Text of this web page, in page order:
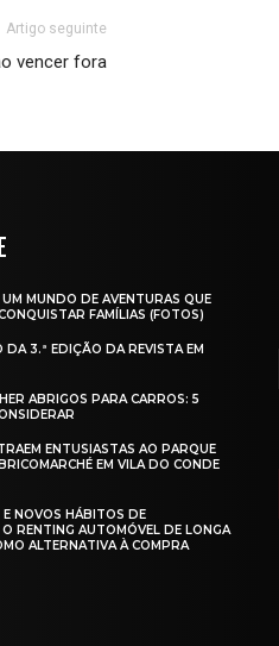
Artigo seguinte
vencer fora
UM MUNDO DE AVENTURAS QUE
FAMÍLIAS (FOTOS)
DA 3.ª EDIÇÃO DA REVISTA EM
ABRIGOS PARA CARROS: 5
ENTUSIASTAS AO PARQUE
EM VILA DO CONDE
NOVOS HÁBITOS DE
RENTING AUTOMÓVEL DE LONGA
ALTERNATIVA À COMPRA